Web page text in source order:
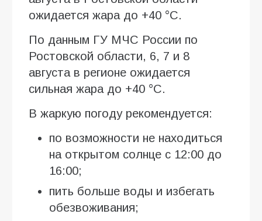
ожидается жара до +40 °C.
По данным ГУ МЧС России по
Ростовской области, 6, 7 и 8
августа в регионе ожидается
сильная жара до +40 °C.
В жаркую погоду рекомендуется:
по возможности не находиться
на открытом солнце с 12:00 до
16:00;
пить больше воды и избегать
обезвоживания;